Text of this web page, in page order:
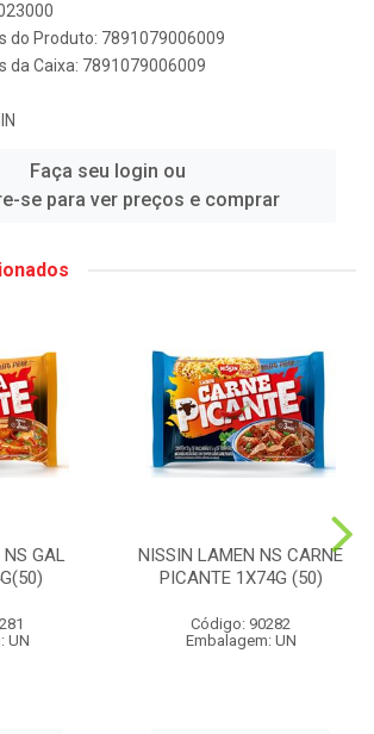
do Produto: 7891079006009
da Caixa: 7891079006009
Faça seu login ou
se para ver preços e comprar
GAL
UN
NISSIN LAMEN NS CARNE
PICANTE 1X74G (50)
Código: 90282
Embalagem: UN